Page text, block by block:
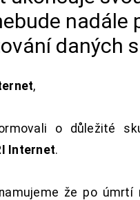
nadále
daných
,
o důležité
Internet.
že po úmrtí